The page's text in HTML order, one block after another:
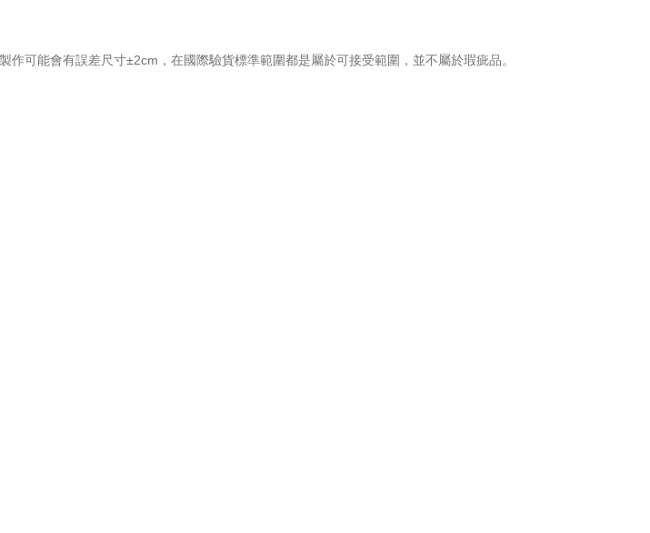
可能會有誤差尺寸±2cm，在國際驗貨標準範圍都是屬於可接受範圍，並不屬於瑕疵品。